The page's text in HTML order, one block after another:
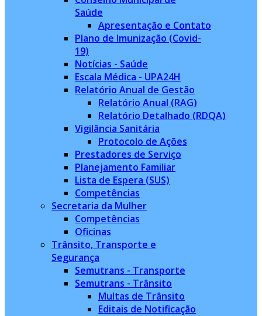
Saúde
Apresentação e Contato
Plano de Imunização (Covid-
19)
Notícias - Saúde
Escala Médica - UPA24H
Relatório Anual de Gestão
Relatório Anual (RAG)
Relatório Detalhado (RDQA)
Vigilância Sanitária
Protocolo de Ações
Prestadores de Serviço
Planejamento Familiar
Lista de Espera (SUS)
Competências
Secretaria da Mulher
Competências
Oficinas
Trânsito, Transporte e
Segurança
Semutrans - Transporte
Semutrans - Trânsito
Multas de Trânsito
Editais de Notificação